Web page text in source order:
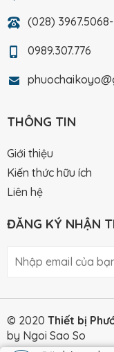
(028)
0989.307.776
THÔNG TIN
Giới thiệu
Kiến thức hữu ích
Liên hệ
ĐĂNG KÝ NHẬN
© 2020 Thiết bị
by Ngoi Sao So